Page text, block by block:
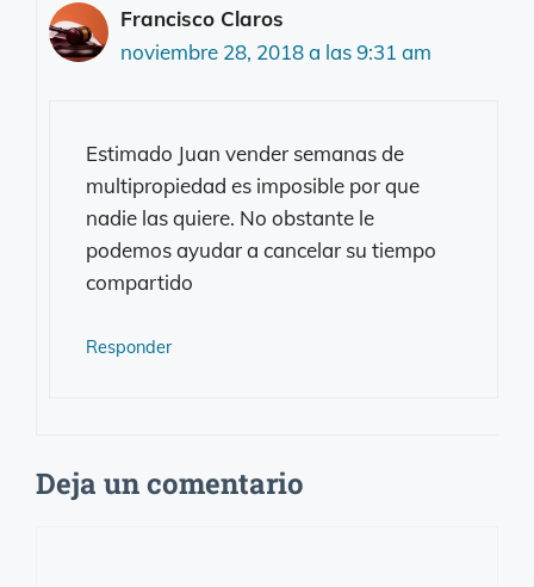
Francisco Claros
noviembre 28, 2018 a las 9:31 am
Estimado Juan vender semanas de
multipropiedad es imposible por que
nadie las quiere. No obstante le
podemos ayudar a cancelar su tiempo
compartido
Responder
Deja un comentario